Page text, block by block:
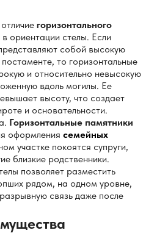
горизонтального
ориентации стелы. Если
собой высокую
то горизонтальные
и относительно невысокую
вдоль могилы. Ее
высоту, что создает
и основательности.
Горизонтальные памятники
оформления семейных
участке покоятся супруги,
близкие родственники.
позволяет разместить
рядом, на одном уровне,
связь даже после